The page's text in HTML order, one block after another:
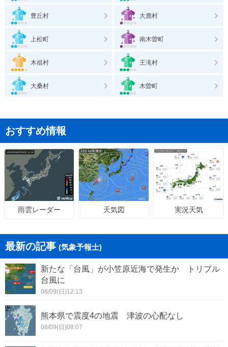
豊丘村 大鹿村
上松町 南木曽町
木祖村 王滝村
大桑村 木曽町
おすすめ情報
雨雲レーダー 天気図 実況天気
最新の記事 (気象予報士)
新たな「台風」が小笠原近海で発生か トリプル
台風に
08/09(日)12:13
熊本県で震度4の地震 津波の心配なし
08/09(日)08:07